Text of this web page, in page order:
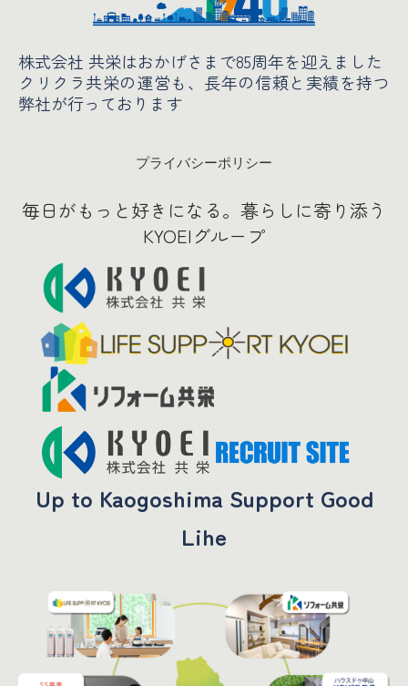
株式会社 共栄はおかげさまで85周年を迎えました
クリクラ共栄の運営も、長年の信頼と実績を持つ
弊社が行っております
プライバシーポリシー
毎日がもっと好きになる。暮らしに寄り添う
KYOEIグループ
Up to Kaogoshima Support Good
Lihe